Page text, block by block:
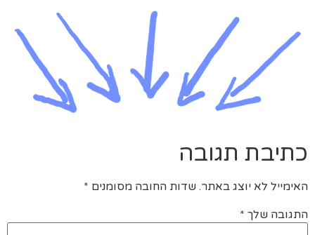
כתיבת תגובה
האימייל לא יוצג באתר. שדות החובה מסומנים *
התגובה שלך *